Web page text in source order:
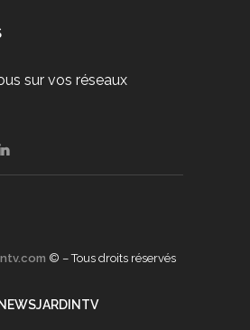
sur vos réseaux
© – Tous droits réservés